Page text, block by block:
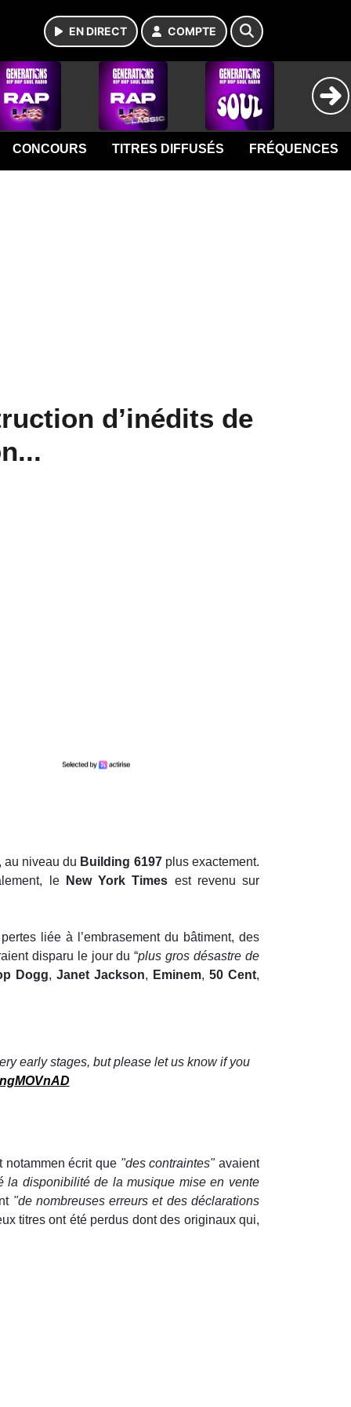
EN DIRECT COMPTE
CONCOURS TITRES DIFFUSÉS FRÉQUENCES
d’inédits de
au niveau du Building 6197plus exactement.
le
New York Times est revenu sur
liée à l’embrasement du bâtiment, des
disparu le jour du “plus gros désastre de
Dogg, Janet Jackson, Eminem,50 Cent,
early stages, but please let us know if you
écrit que "des contraintes"avaient
la disponibilité de la musique mise en vente
"de nombreuses erreurs et des déclarations
titres ont été perdus dont des originaux qui,